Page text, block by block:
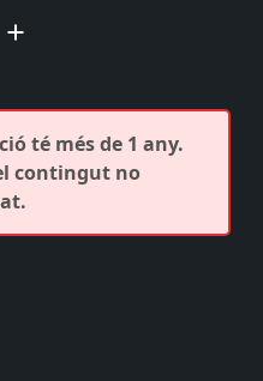
té més de 1 any.
contingut no